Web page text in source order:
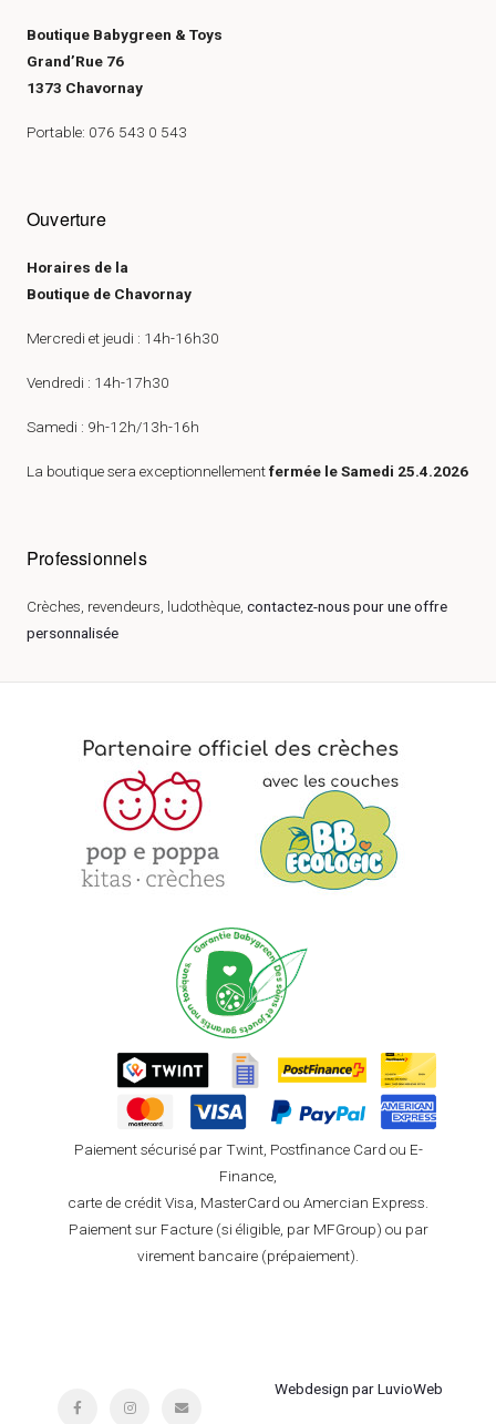
Boutique Babygreen & Toys
Grand’Rue 76
1373 Chavornay
Portable: 076 543 0 543
Ouverture
Horaires de la
Boutique de Chavornay
Mercredi et jeudi : 14h-16h30
Vendredi : 14h-17h30
Samedi : 9h-12h/13h-16h
La boutique sera exceptionnellementfermée le Samedi 25.4.2026
Professionnels
Crèches, revendeurs, ludothèque, contactez-nous pour une offre
personnalisée
Paiement sécurisé par Twint, Postfinance Card ou E-
Finance,
carte de crédit Visa, MasterCard ou Amercian Express.
Paiement sur Facture (si éligible, par MFGroup) ou par
virement bancaire (prépaiement).
Webdesign par LuvioWeb